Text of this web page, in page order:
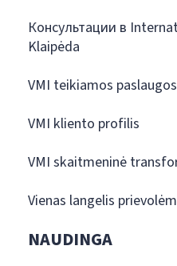
Консультации в
Klaipėda
VMI teikiamos paslaugos
VMI kliento profilis
VMI skaitmeninė
Vienas langelis
NAUDINGA